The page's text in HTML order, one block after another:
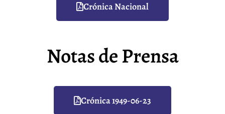
Crónica Nacional
Notas de Prensa
Crónica 1949-06-23